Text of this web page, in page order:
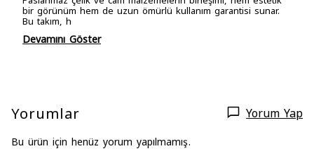
bir görünüm hem de uzun ömürlü kullanım garantisi sunar.
Bu takım, h
Devamını Göster
Yorumlar Yorum Yap
Bu ürün için henüz yorum yapılmamış.